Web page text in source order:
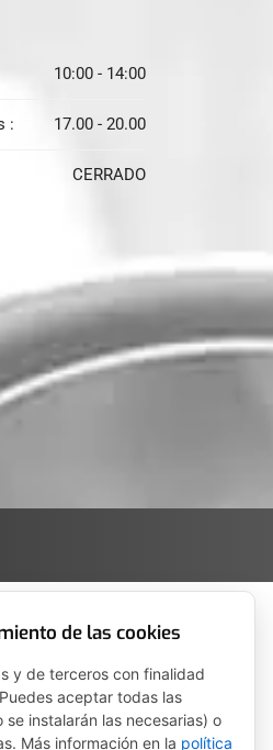
10:00 - 14:00
: 17.00 - 20.00
CERRADO
Y RESILENCIAde las cookies
y de terceros con finalidad
aceptar todas las
instalarán las necesarias) o
Más información en la política